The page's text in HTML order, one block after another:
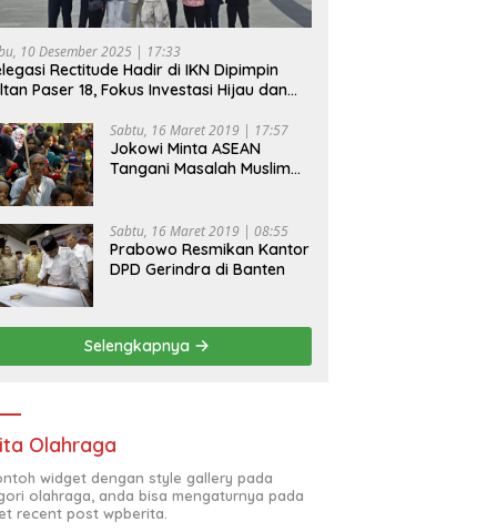
10 Desember 2025 | 17:33
Rectitude Hadir di IKN Dipimpin
Paser 18, Fokus Investasi Hijau dan
Sabtu, 16 Maret 2019 | 17:57
Jokowi Minta ASEAN
Tangani Masalah Muslim
Sabtu, 16 Maret 2019 | 08:55
Prabowo Resmikan Kantor
DPD Gerindra di Banten
Selengkapnya
Olahraga
widget dengan style gallery pada
olahraga, anda bisa mengaturnya pada
recent post wpberita.